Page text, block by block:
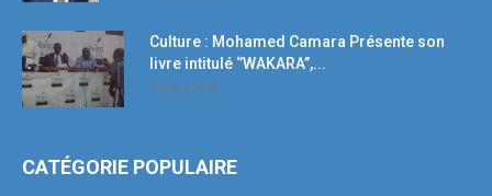
Culture : Mohamed Camara Présente son
livre intitulé ‘’WAKARA’’,...
5 mars 2018
CATÉGORIE POPULAIRE